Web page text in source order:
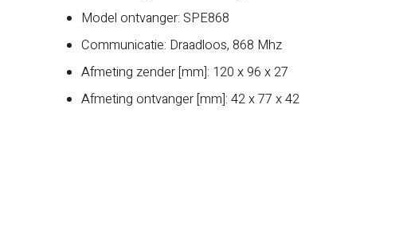
Model ontvanger: SPE868
Communicatie: Draadloos, 868 Mhz
Afmeting zender [mm]: 120 x 96 x 27
Afmeting ontvanger [mm]: 42 x 77 x 42